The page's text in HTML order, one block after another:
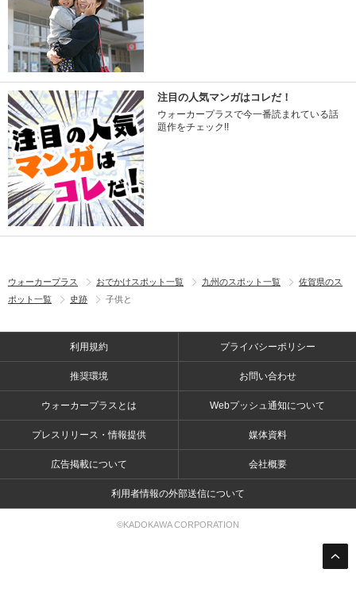
注目の人気マンガはコレだ！
ウォーカープラスで今一番読まれている話
題作をチェック!!
ウォーカープラス おでかけスポット一覧 九州のスポット一覧
佐賀県のス
ポット一覧
史跡 子供と
利用規約 プライバシーポリシー
推奨環境 お問い合わせ
ウォーカープラスとは Webプッシュ通知について
プレスリリース・情報提供 媒体資料
広告掲載について 会社概要
利用者情報の外部送信について
©KADOKAWA CORPORATION